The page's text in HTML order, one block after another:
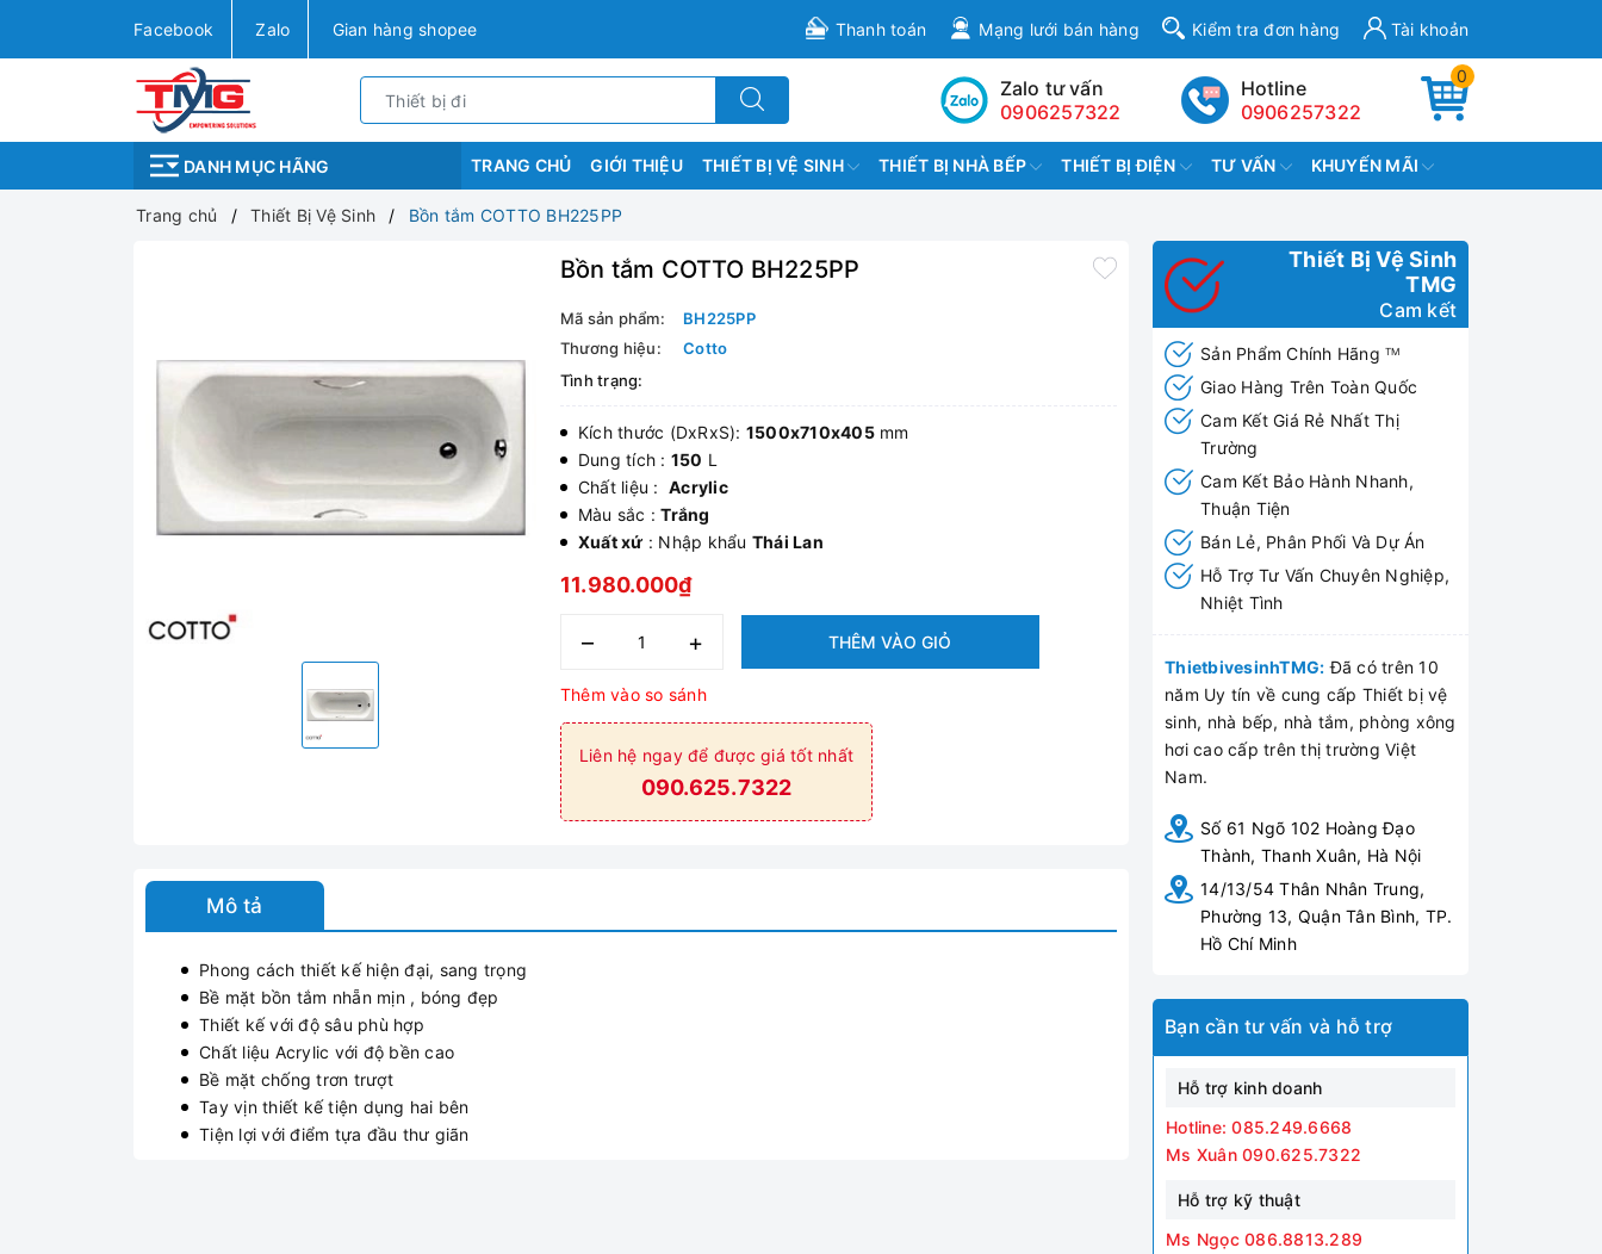
Facebook Zalo Gian hàng shopee Thanh toán Mạng lưới bán hàng Kiểm tra đơn hàng Tài khoản
0
Hotline
0906257322
Zalo tư vấn
0906257322
DANH MỤC HÃNG TRANG CHỦ GIỚI THIỆU THIẾT BỊ VỆ SINH THIẾT BỊ NHÀ BẾP THIẾT BỊ ĐIỆN TƯ VẤN KHUYẾN MÃI
Trang chủ Thiết Bị Vệ Sinh Bồn tắm COTTO BH225PP
Bồn tắm COTTO BH225PP
Mã sản phẩm:
BH225PP
Thương hiệu:
Cotto
Tình trạng:
Kích thước (DxRxS): 1500x710x405mm
Dung tích : 150 L
Chất liệu :Acrylic
Màu sắc :Trắng
Xuất xứ : Nhập khẩu Thái Lan
11.980.000₫
– + THÊM VÀO GIỎ
Thêm vào so sánh
Liên hệ ngay để được giá tốt nhất
090.625.7322
Mô tả
Phong cách thiết kế hiện đại, sang trọng
Bề mặt bồn tắm nhẵn mịn , bóng đẹp
Thiết kế với độ sâu phù hợp
Chất liệu Acrylic với độ bền cao
Bề mặt chống trơn trượt
Tay vịn thiết kế tiện dụng hai bên
Tiện lợi với điểm tựa đầu thư giãn
Thiết Bị Vệ Sinh
TMG
Cam kết
Sản Phẩm Chính Hãng TM
Giao Hàng Trên Toàn Quốc
Cam Kết Giá Rẻ Nhất Thị
Trường
Cam Kết Bảo Hành Nhanh,
Thuận Tiện
Bán Lẻ, Phân Phối Và Dự Án
Hỗ Trợ Tư Vấn Chuyên Nghiệp,
Nhiệt Tình
ThietbivesinhTMG: Đã có trên 10
năm Uy tín về cung cấp Thiết bị vệ
sinh, nhà bếp, nhà tắm, phòng xông
hơi cao cấp trên thị trường Việt
Nam.
Số 61 Ngõ 102 Hoàng Đạo
Thành, Thanh Xuân, Hà Nội
14/13/54 Thân Nhân Trung,
Phường 13, Quận Tân Bình, TP.
Hồ Chí Minh
Bạn cần tư vấn và hỗ trợ
Hỗ trợ kinh doanh
Hotline: 085.249.6668
Ms Xuân 090.625.7322
Hỗ trợ kỹ thuật
Ms Ngọc 086.8813.289